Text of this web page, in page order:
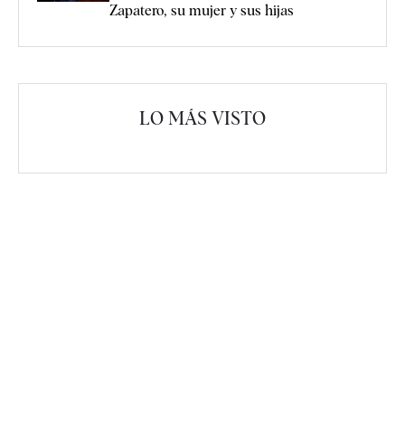
Zapatero, su mujer y sus hijas
LO MÁS VISTO